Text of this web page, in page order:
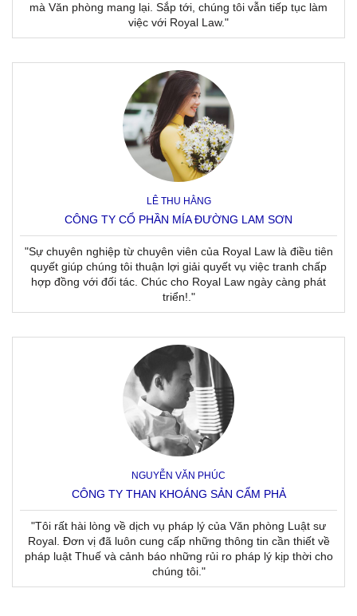
mà Văn phòng mang lại. Sắp tới, chúng tôi vẫn tiếp tục làm
việc với Royal Law."
LÊ THU HẰNG
CÔNG TY CỔ PHẦN MÍA ĐƯỜNG LAM SƠN
"Sự chuyên nghiệp từ chuyên viên của Royal Law là điều tiên
quyết giúp chúng tôi thuận lợi giải quyết vụ việc tranh chấp
hợp đồng với đối tác. Chúc cho Royal Law ngày càng phát
triển!."
NGUYỄN VĂN PHÚC
CÔNG TY THAN KHOÁNG SẢN CẨM PHẢ
"Tôi rất hài lòng về dịch vụ pháp lý của Văn phòng Luật sư
Royal. Đơn vị đã luôn cung cấp những thông tin cần thiết về
pháp luật Thuế và cảnh báo những rủi ro pháp lý kịp thời cho
chúng tôi."